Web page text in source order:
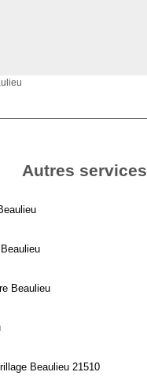
Autres services
Beaulieu
Beaulieu 21510